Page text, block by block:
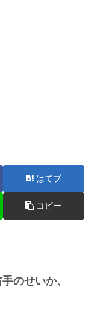
はてブ
コピー
のせいか、